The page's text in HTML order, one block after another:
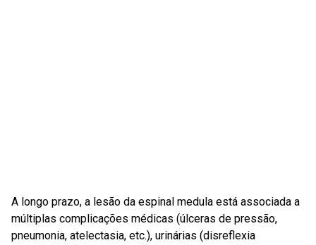
A longo prazo, a lesão da espinal medula está associada a
múltiplas complicações médicas (úlceras de pressão,
pneumonia, atelectasia, etc.), urinárias (disreflexia